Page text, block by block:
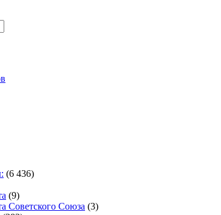
(6 436)
(9)
Советского Союза (3)